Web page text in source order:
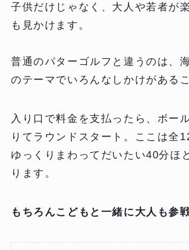
子供だけじゃなく、大人や若者が
も見かけます。
普通のパターゴルフと違うのは、
のテーマでいろんなしかけがあるこ
入り口で料金を支払ったら、ボー
りてラウンドスタート。ここは全
ゆっくりまわってだいたい40分ほ
ります。
もちろんこどもと一緒に大人も参戦